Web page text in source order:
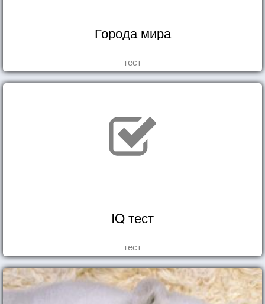
Города мира
тест
IQ тест
тест